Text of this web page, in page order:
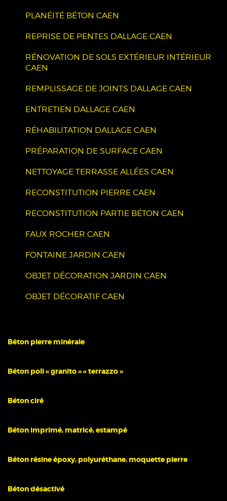
PLANÉITÉ BÉTON CAEN
REPRISE DE PENTES DALLAGE CAEN
RÉNOVATION DE SOLS EXTÉRIEUR INTÉRIEUR
CAEN
REMPLISSAGE DE JOINTS DALLAGE CAEN
ENTRETIEN DALLAGE CAEN
RÉHABILITATION DALLAGE CAEN
PRÉPARATION DE SURFACE CAEN
NETTOYAGE TERRASSE ALLÉES CAEN
RECONSTITUTION PIERRE CAEN
RECONSTITUTION PARTIE BÉTON CAEN
FAUX ROCHER CAEN
FONTAINE JARDIN CAEN
OBJET DÉCORATION JARDIN CAEN
OBJET DÉCORATIF CAEN
Béton pierre minérale
Béton poli « granito » « terrazzo »
Béton ciré
Béton imprimé, matricé, estampé
Béton résine époxy, polyuréthane, moquette pierre
Béton désactivé